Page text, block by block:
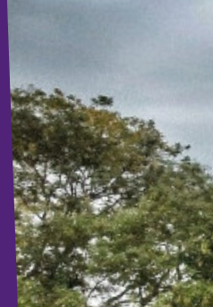
Kommunalwahl 2026
Mache bei uns mit!
Deine Spende für Volt!
Leichte Sprache